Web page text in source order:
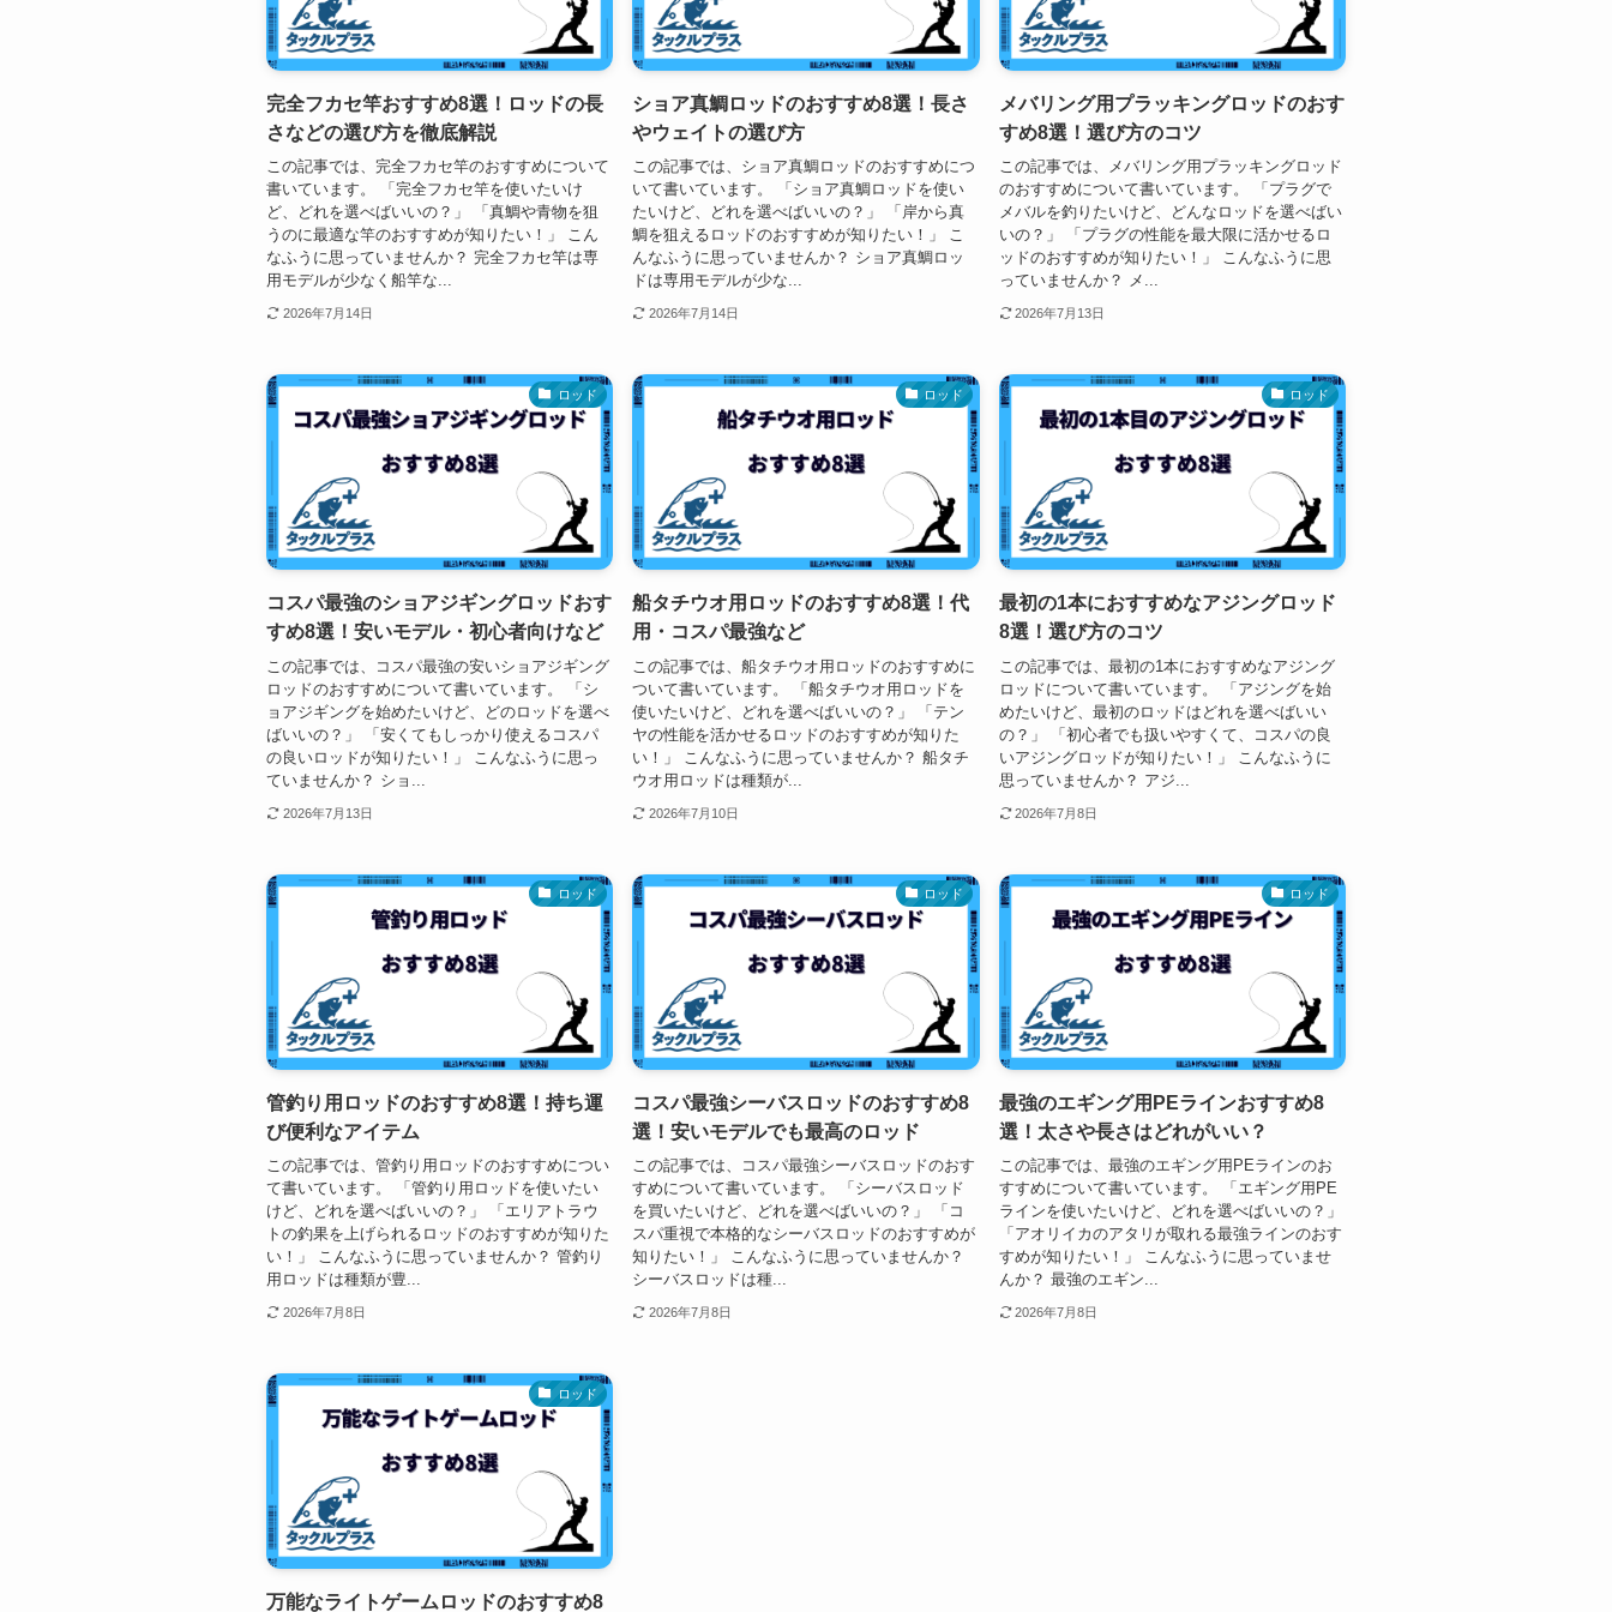
完全フカセ竿おすすめ8選！ロッドの長
さなどの選び方を徹底解説
この記事では、完全フカセ竿のおすすめについて
書いています。 「完全フカセ竿を使いたいけ
ど、どれを選べばいいの？」 「真鯛や青物を狙
うのに最適な竿のおすすめが知りたい！」 こん
なふうに思っていませんか？ 完全フカセ竿は専
用モデルが少なく船竿な...
2026年7月14日
ショア真鯛ロッドのおすすめ8選！長さ
やウェイトの選び方
この記事では、ショア真鯛ロッドのおすすめにつ
いて書いています。 「ショア真鯛ロッドを使い
たいけど、どれを選べばいいの？」 「岸から真
鯛を狙えるロッドのおすすめが知りたい！」 こ
んなふうに思っていませんか？ ショア真鯛ロッ
ドは専用モデルが少な...
2026年7月14日
メバリング用プラッキングロッドのおす
すめ8選！選び方のコツ
この記事では、メバリング用プラッキングロッド
のおすすめについて書いています。 「プラグで
メバルを釣りたいけど、どんなロッドを選べばい
いの？」 「プラグの性能を最大限に活かせるロ
ッドのおすすめが知りたい！」 こんなふうに思
っていませんか？ メ...
2026年7月13日
ロッド
コスパ最強のショアジギングロッドおす
すめ8選！安いモデル・初心者向けなど
この記事では、コスパ最強の安いショアジギング
ロッドのおすすめについて書いています。 「シ
ョアジギングを始めたいけど、どのロッドを選べ
ばいいの？」 「安くてもしっかり使えるコスパ
の良いロッドが知りたい！」 こんなふうに思っ
ていませんか？ ショ...
2026年7月13日
ロッド
船タチウオ用ロッドのおすすめ8選！代
用・コスパ最強など
この記事では、船タチウオ用ロッドのおすすめに
ついて書いています。 「船タチウオ用ロッドを
使いたいけど、どれを選べばいいの？」 「テン
ヤの性能を活かせるロッドのおすすめが知りた
い！」 こんなふうに思っていませんか？ 船タチ
ウオ用ロッドは種類が...
2026年7月10日
ロッド
最初の1本におすすめなアジングロッド
8選！選び方のコツ
この記事では、最初の1本におすすめなアジング
ロッドについて書いています。 「アジングを始
めたいけど、最初のロッドはどれを選べばいい
の？」 「初心者でも扱いやすくて、コスパの良
いアジングロッドが知りたい！」 こんなふうに
思っていませんか？ アジ...
2026年7月8日
ロッド
管釣り用ロッドのおすすめ8選！持ち運
び便利なアイテム
この記事では、管釣り用ロッドのおすすめについ
て書いています。 「管釣り用ロッドを使いたい
けど、どれを選べばいいの？」 「エリアトラウ
トの釣果を上げられるロッドのおすすめが知りた
い！」 こんなふうに思っていませんか？ 管釣り
用ロッドは種類が豊...
2026年7月8日
ロッド
コスパ最強シーバスロッドのおすすめ8
選！安いモデルでも最高のロッド
この記事では、コスパ最強シーバスロッドのおす
すめについて書いています。 「シーバスロッド
を買いたいけど、どれを選べばいいの？」 「コ
スパ重視で本格的なシーバスロッドのおすすめが
知りたい！」 こんなふうに思っていませんか？
シーバスロッドは種...
2026年7月8日
ロッド
最強のエギング用PEラインおすすめ8
選！太さや長さはどれがいい？
この記事では、最強のエギング用PEラインのお
すすめについて書いています。 「エギング用PE
ラインを使いたいけど、どれを選べばいいの？」
「アオリイカのアタリが取れる最強ラインのおす
すめが知りたい！」 こんなふうに思っていませ
んか？ 最強のエギン...
2026年7月8日
ロッド
万能なライトゲームロッドのおすすめ8